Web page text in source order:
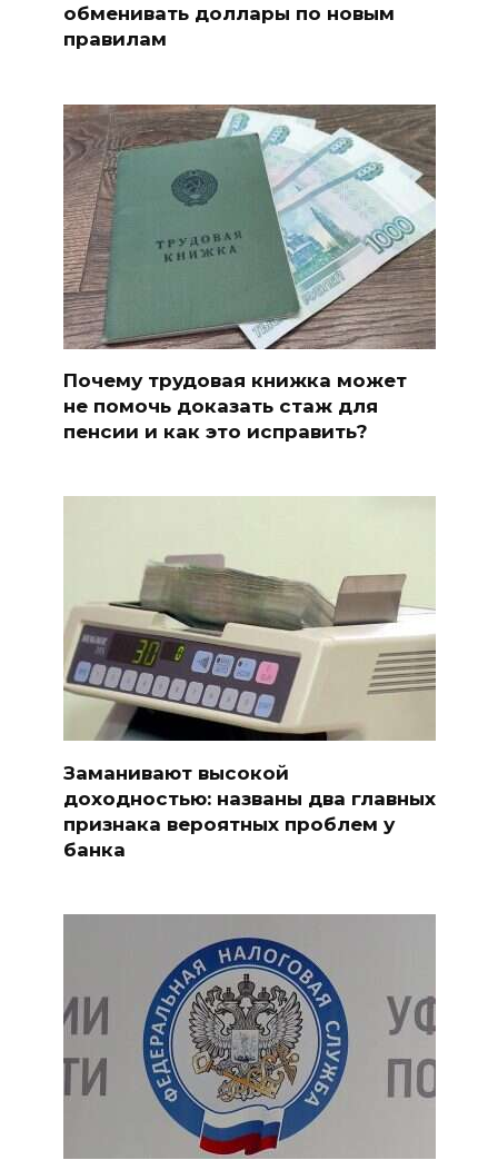
обменивать доллары по новым
правилам
Почему трудовая книжка может
не помочь доказать стаж для
пенсии и как это исправить?
Заманивают высокой
доходностью: названы два главных
признака вероятных проблем у
банка